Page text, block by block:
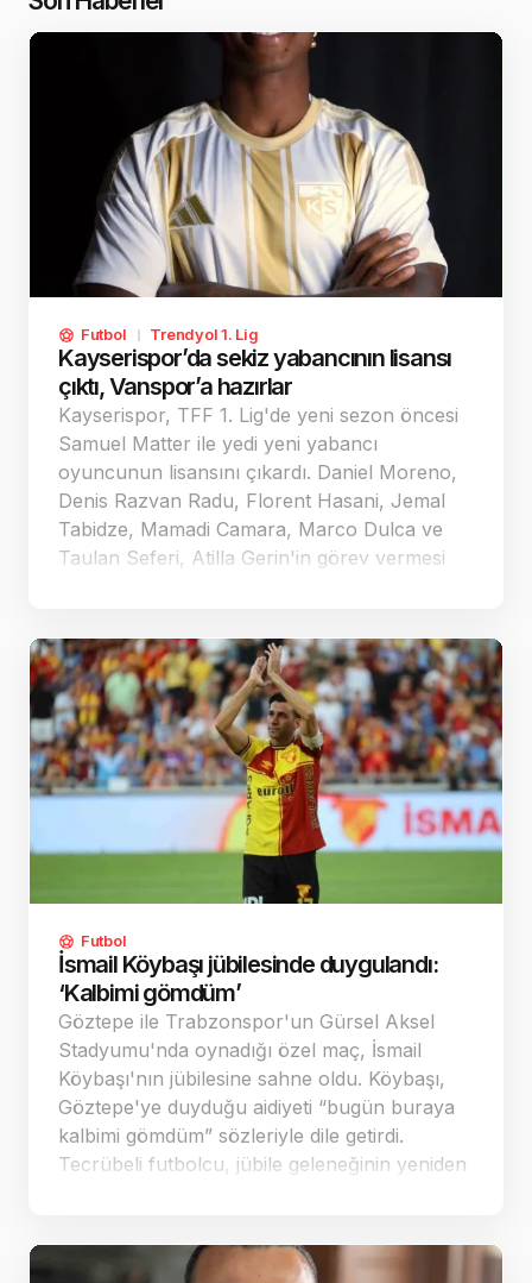
Futbol Trendyol 1. Lig
Kayserispor’da sekiz yabancının lisansı
çıktı, Vanspor’a hazırlar
Kayserispor, TFF 1. Lig'de yeni sezon öncesi
Samuel Matter ile yedi yeni yabancı
oyuncunun lisansını çıkardı. Daniel Moreno,
Denis Razvan Radu, Florent Hasani, Jemal
Tabidze, Mamadi Camara, Marco Dulca ve
Taulan Seferi, Atilla Gerin'in görev vermesi
Futbol
İsmail Köybaşı jübilesinde duygulandı:
‘Kalbimi gömdüm’
Göztepe ile Trabzonspor'un Gürsel Aksel
Stadyumu'nda oynadığı özel maç, İsmail
Köybaşı'nın jübilesine sahne oldu. Köybaşı,
Göztepe'ye duyduğu aidiyeti “bugün buraya
kalbimi gömdüm” sözleriyle dile getirdi.
Tecrübeli futbolcu, jübile geleneğinin yeniden